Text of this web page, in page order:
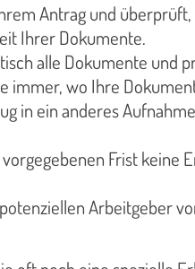
Antrag und
Ihrer Dokumente.
alle Dokumente und
immer, wo Ihre
in ein anderes
Frist keine
Arbeitgeber